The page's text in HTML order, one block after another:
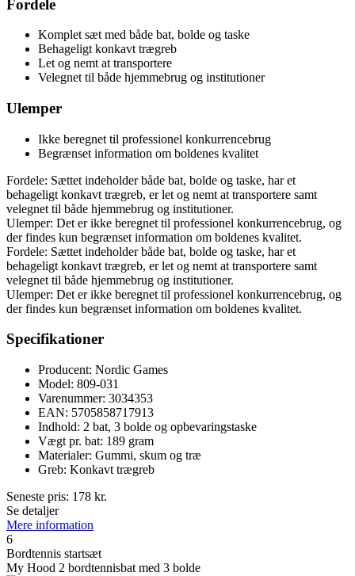
Fordele
Komplet sæt med både bat, bolde og taske
Behageligt konkavt trægreb
Let og nemt at transportere
Velegnet til både hjemmebrug og institutioner
Ulemper
Ikke beregnet til professionel konkurrencebrug
Begrænset information om boldenes kvalitet
Fordele: Sættet indeholder både bat, bolde og taske, har et
behageligt konkavt trægreb, er let og nemt at transportere samt
velegnet til både hjemmebrug og institutioner.
Ulemper: Det er ikke beregnet til professionel konkurrencebrug, og
der findes kun begrænset information om boldenes kvalitet.
Fordele: Sættet indeholder både bat, bolde og taske, har et
behageligt konkavt trægreb, er let og nemt at transportere samt
velegnet til både hjemmebrug og institutioner.
Ulemper: Det er ikke beregnet til professionel konkurrencebrug, og
der findes kun begrænset information om boldenes kvalitet.
Specifikationer
Producent: Nordic Games
Model: 809-031
Varenummer: 3034353
EAN: 5705858717913
Indhold: 2 bat, 3 bolde og opbevaringstaske
Vægt pr. bat: 189 gram
Materialer: Gummi, skum og træ
Greb: Konkavt trægreb
Seneste pris: 178 kr.
Se detaljer
Mere information
6
Bordtennis startsæt
My Hood 2 bordtennisbat med 3 bolde